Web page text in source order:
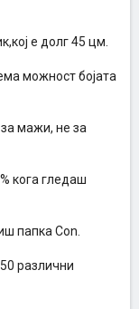
е долг 45 цм.
можност бојата
мажи, не за
кога гледаш
папка Con.
различни